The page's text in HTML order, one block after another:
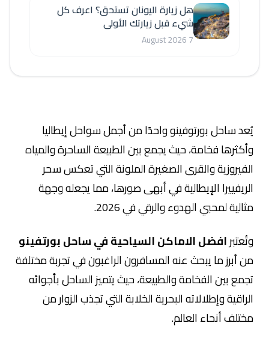
يُعد ساحل بورتوفينو واحدًا من أجمل سواحل إيطاليا
وأكثرها فخامة، حيث يجمع بين الطبيعة الساحرة والمياه
الفيروزية والقرى الصغيرة الملونة التي تعكس سحر
الريفييرا الإيطالية في أبهى صورها، مما يجعله وجهة
مثالية لمحبي الهدوء والرقي في 2026.
وتُعتبرافضل الاماكن السياحية في ساحل بورتفينو
من أبرز ما يبحث عنه المسافرون الراغبون في تجربة مختلفة
تجمع بين الفخامة والطبيعة، حيث يتميز الساحل بأجوائه
الراقية وإطلالاته البحرية الخلابة التي تجذب الزوار من
مختلف أنحاء العالم.
هل زيارة اليونان تستحق؟ اعرف كل
شيء قبل زيارتك الأولى
7 August 2026